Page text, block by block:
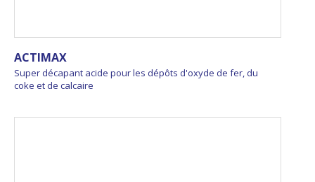
ACTIMAX
Super décapant acide pour les dépôts d'oxyde de fer, du
coke et de calcaire